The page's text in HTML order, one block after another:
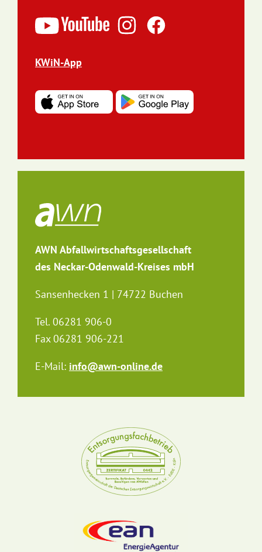
KWiN-App
AWN Abfallwirtschaftsgesellschaft
des Neckar-Odenwald-Kreises mbH
Sansenhecken 1 | 74722 Buchen
Tel. 06281 906-0
Fax 06281 906-221
E-Mail: info@awn-online.de